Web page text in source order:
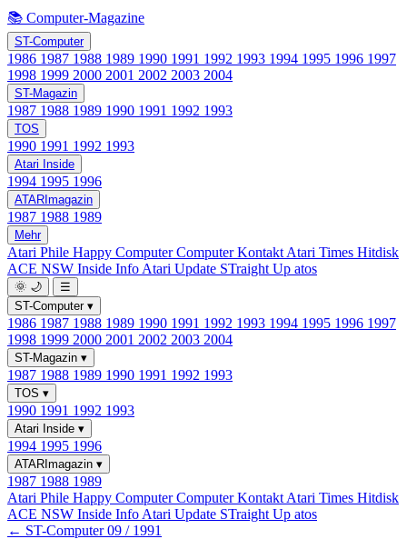
📚 Computer-Magazine
ST-Computer
1986 1987 1988 1989 1990 1991 1992 1993 1994 1995 1996 1997
1998 1999 2000 2001 2002 2003 2004
ST-Magazin
1987 1988 1989 1990 1991 1992 1993
TOS
1990 1991 1992 1993
Atari Inside
1994 1995 1996
ATARImagazin
1987 1988 1989
Mehr
Atari Phile Happy ComputerComputer Kontakt Atari Times Hitdisk
ACE NSW Inside Info Atari Update STraight Up atos
🌞 🌙
☰
ST-Computer ▾
1986 1987 1988 1989 1990 1991 1992 1993 1994 1995 1996 1997
1998 1999 2000 2001 2002 2003 2004
ST-Magazin ▾
1987 1988 1989 1990 1991 1992 1993
TOS ▾
1990 1991 1992 1993
Atari Inside ▾
1994 1995 1996
ATARImagazin ▾
1987 1988 1989
Atari Phile Happy ComputerComputer Kontakt Atari Times Hitdisk
ACE NSW Inside Info Atari Update STraight Up atos
← ST-Computer 09 / 1991